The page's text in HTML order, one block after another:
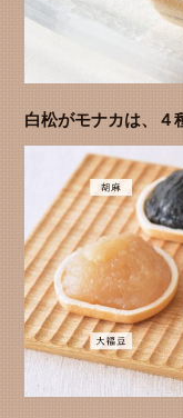
白松がモナカは、４